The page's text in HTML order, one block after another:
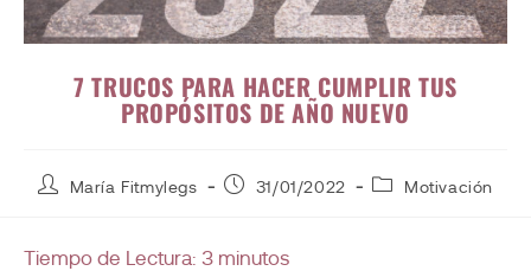
7 TRUCOS PARA HACER CUMPLIR TUS
PROPÓSITOS DE AÑO NUEVO
María Fitmylegs 31/01/2022 Motivación
Tiempo de Lectura: 3 minutos